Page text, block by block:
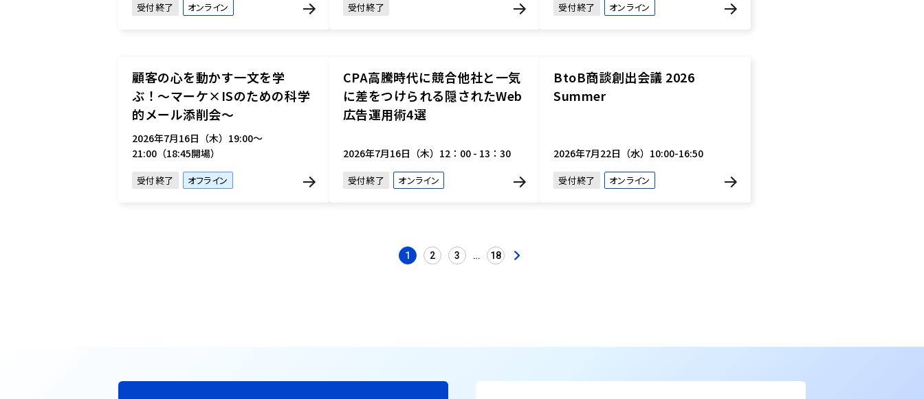
受付終了 オンライン 受付終了 受付終了 オンライン
顧客の心を動かす一文を学
ぶ！〜マーケ×ISのための科学
的メール添削会〜
2026年7月16日（木）19:00〜
21:00（18:45開場）
受付終了 オフライン
CPA高騰時代に競合他社と一気
に差をつけられる隠されたWeb
広告運用術4選
2026年7月16日（木）12：00 - 13：30
受付終了 オンライン
BtoB商談創出会議 2026
Summer
2026年7月22日（水）10:00-16:50
受付終了 オンライン
投
稿
1 2 3 … 18